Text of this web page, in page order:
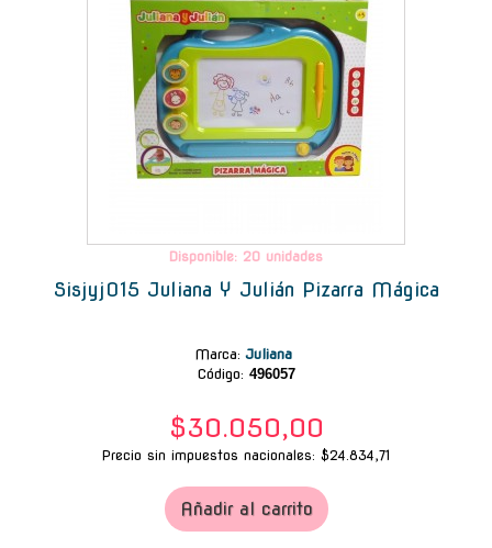
Disponible: 20 unidades
Sisjyj015 Juliana Y Julián Pizarra Mágica
Marca: Juliana
Código: 496057
$30.050,00
Precio sin impuestos nacionales: $24.834,71
Añadir al carrito